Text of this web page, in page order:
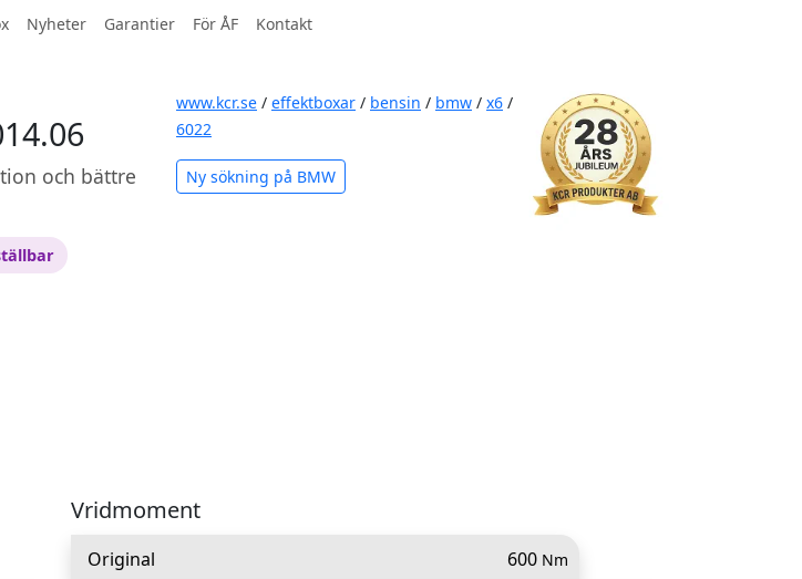
Nyheter Garantier För ÅF Kontakt
och bättre
www.kcr.se / effektboxar / bensin / bmw / x6 /
6022
Ny sökning på BMW
Vridmoment
Original 600 Nm